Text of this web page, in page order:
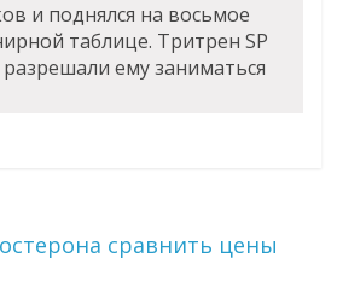
и поднялся на восьмое
таблице. Тритрен SP
ему заниматься
сравнить цены